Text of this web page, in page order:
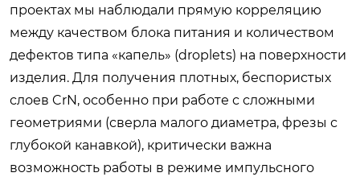
проектах мы наблюдали прямую корреляцию
между качеством блока питания и количеством
дефектов типа «капель» (droplets) на поверхности
изделия. Для получения плотных, беспористых
слоев CrN, особенно при работе с сложными
геометриями (сверла малого диаметра, фрезы с
глубокой канавкой), критически важна
возможность работы в режиме импульсного